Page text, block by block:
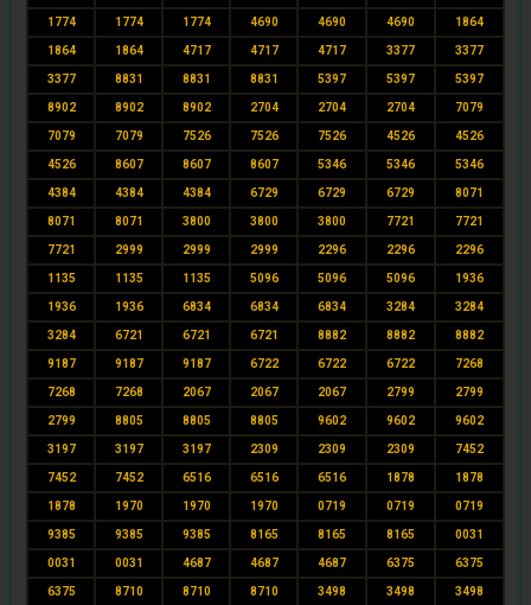
1774 1774 1774 4690 4690 4690 1864
1864 1864 4717 4717 4717 3377 3377
3377 8831 8831 8831 5397 5397 5397
8902 8902 8902 2704 2704 2704 7079
7079 7079 7526 7526 7526 4526 4526
4526 8607 8607 8607 5346 5346 5346
4384 4384 4384 6729 6729 6729 8071
8071 8071 3800 3800 3800 7721 7721
7721 2999 2999 2999 2296 2296 2296
1135 1135 1135 5096 5096 5096 1936
1936 1936 6834 6834 6834 3284 3284
3284 6721 6721 6721 8882 8882 8882
9187 9187 9187 6722 6722 6722 7268
7268 7268 2067 2067 2067 2799 2799
2799 8805 8805 8805 9602 9602 9602
3197 3197 3197 2309 2309 2309 7452
7452 7452 6516 6516 6516 1878 1878
1878 1970 1970 1970 0719 0719 0719
9385 9385 9385 8165 8165 8165 0031
0031 0031 4687 4687 4687 6375 6375
6375 8710 8710 8710 3498 3498 3498